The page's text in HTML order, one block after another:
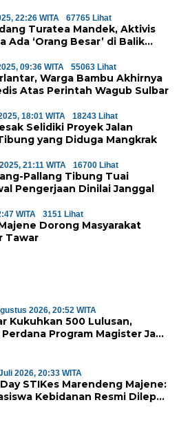
22:26 WITA 67765 Lihat
Turatea Mandek, Aktivis
Ada ‘Orang Besar’ di Balik
09:36 WITA 55063 Lihat
Warga Bambu Akhirnya
Atas Perintah Wagub Sulbar
18:01 WITA 18243 Lihat
Selidiki Proyek Jalan
yang Diduga Mangkrak
21:11 WITA 16700 Lihat
Pallang Tibung Tuai
Pengerjaan Dinilai Janggal
WITA 3151 Lihat
Dorong Masyarakat
Tawar
2026, 20:52 WITA
Kukuhkan 500 Lulusan,
Program Magister Jadi
2026, 20:33 WITA
STIKes Marendeng Majene:
Kebidanan Resmi Dilepas